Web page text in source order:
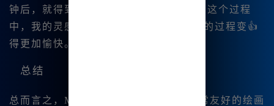
钟后，就得到了几幅令人惊艳的图像。在这个过程
中，我的灵感也🔥被极大地激发，创作的过程变👍
得更加愉快。
总结
总而言之， Midjourney中文版是一个非常友好的绘画